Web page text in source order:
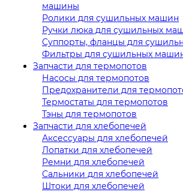
машины
Ролики для сушильных машин
Ручки люка для сушильных
Суппорты, фланцы для
Фильтры для сушильных
Запчасти для термопотов
Насосы для термопотов
Предохранители для
Термостаты для термопотов
Тэны для термопотов
Запчасти для хлебопечей
Аксессуары для хлебопечей
Лопатки для хлебопечей
Ремни для хлебопечей
Сальники для хлебопечей
Штоки для хлебопечей